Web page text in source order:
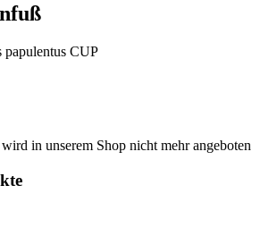
papulentus CUP
in unserem Shop nicht mehr angeboten